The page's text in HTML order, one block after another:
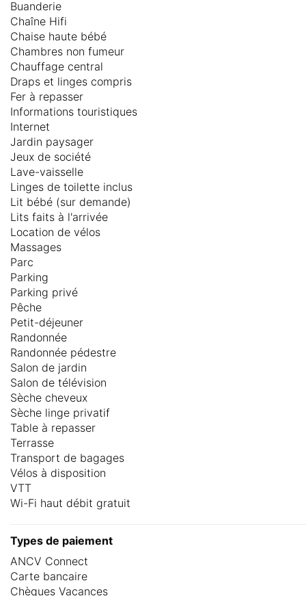
Buanderie
Chaîne Hifi
Chaise haute bébé
Chambres non fumeur
Chauffage central
Draps et linges compris
Fer à repasser
Informations touristiques
Internet
Jardin paysager
Jeux de société
Lave-vaisselle
Linges de toilette inclus
Lit bébé (sur demande)
Lits faits à l'arrivée
Location de vélos
Massages
Parc
Parking
Parking privé
Pêche
Petit-déjeuner
Randonnée
Randonnée pédestre
Salon de jardin
Salon de télévision
Sèche cheveux
Sèche linge privatif
Table à repasser
Terrasse
Transport de bagages
Vélos à disposition
VTT
Wi-Fi haut débit gratuit
Types de paiement
ANCV Connect
Carte bancaire
Chèques Vacances